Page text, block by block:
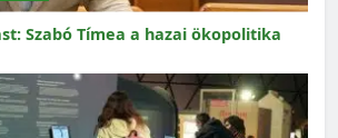
Szabó Tímea a hazai ökopolitika